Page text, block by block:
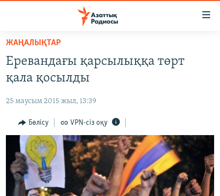
Skip
main
content
to
Navigation
Skip
Search
САЯСАТ
ҚАҢТАР ОҚИҒАСЫ
АДАМ ҚҰҚЫҚТАРЫ
ӘЛЕУМЕТ
ӘЛЕМ
АРНАЙЫ ЖОБАЛАР
ЖАҢАЛЫҚТАР
Еревандағы қарсылыққа төрт
қала қосылды
25 маусым 2015 жыл, 13:39
Бөлісу VPN-сіз оқу